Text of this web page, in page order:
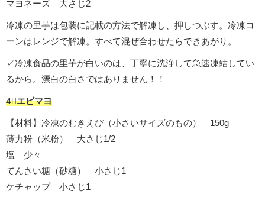
マヨネーズ 大さじ2
冷凍の里芋は包装に記載の方法で解凍し、押しつぶす。冷凍コ
ーンはレンジで解凍。すべて混ぜ合わせたらできあがり。
✓冷凍食品の里芋が白いのは、丁寧に洗浄して急速凍結してい
るから。漂白の白さではありません！！
4︎⃣エビマヨ
【材料】冷凍のむきえび（小さいサイズのもの） 150g
薄力粉（米粉） 大さじ1/2
塩 少々
てんさい糖（砂糖） 小さじ1
ケチャップ 小さじ1